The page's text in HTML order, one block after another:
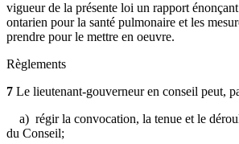
vigueur de la présente loi un rapport
ontarien pour la santé pulmonaire et les
prendre pour le mettre en oeuvre.
Règlements
7 Le lieutenant-gouverneur en conseil peut,
a) régir la convocation, la tenue et le
du Conseil;